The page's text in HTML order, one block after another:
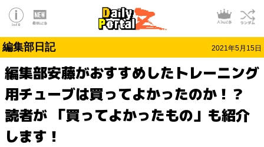
編集部日記 2021年5月15日
編集部安藤がおすすめしたトレーニング
用チューブは買ってよかったのか！？
読者が 「買ってよかったもの」も紹介
します！